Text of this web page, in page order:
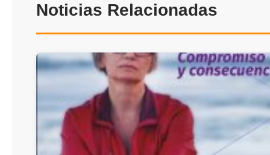
Noticias Relacionadas